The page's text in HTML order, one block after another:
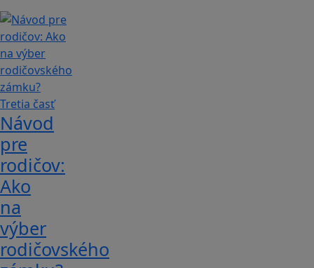
Návod
pre
rodičov:
Ako
na
výber
rodičovského